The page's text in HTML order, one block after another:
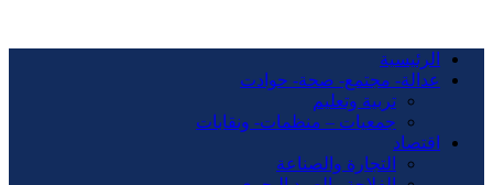
الرئيسية
عدالة- مجتمع- صحة- حوادت
تربية وتعليم
جمعيات – منظمات- ونقابات
اقتصاد
التجارة والصناعة